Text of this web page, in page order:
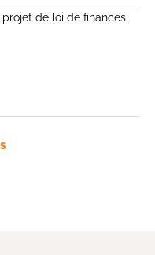
projet de loi de finances